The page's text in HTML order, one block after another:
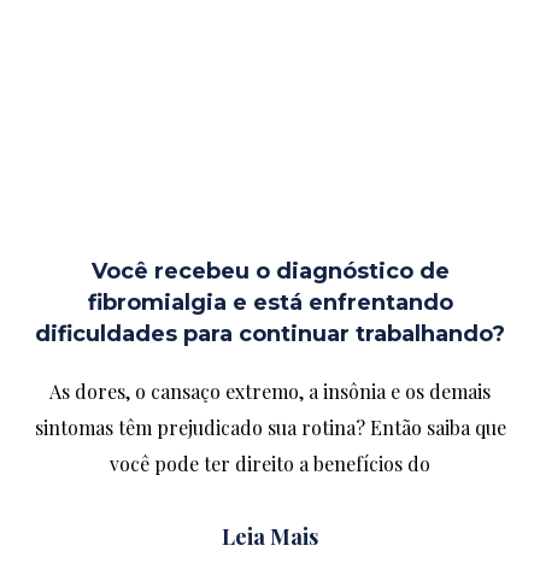
Você recebeu o diagnóstico de
fibromialgia e está enfrentando
dificuldades para continuar trabalhando?
As dores, o cansaço extremo, a insônia e os demais
sintomas têm prejudicado sua rotina? Então saiba que
você pode ter direito a benefícios do
Leia Mais